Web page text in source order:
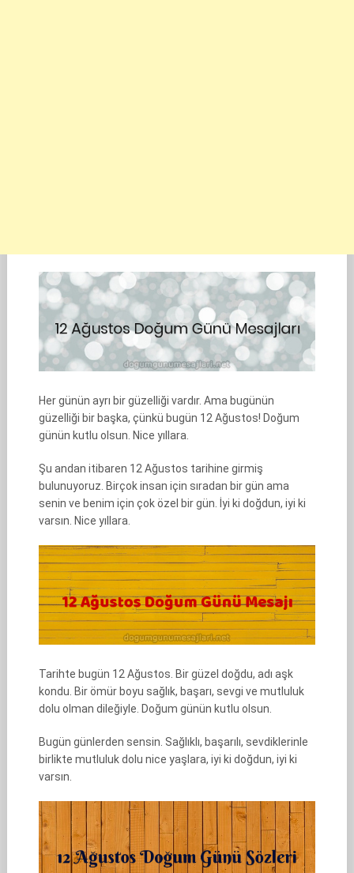
Her günün ayrı bir güzelliği vardır. Ama bugünün
güzelliği bir başka, çünkü bugün 12 Ağustos! Doğum
günün kutlu olsun. Nice yıllara.
Şu andan itibaren 12 Ağustos tarihine girmiş
bulunuyoruz. Birçok insan için sıradan bir gün ama
senin ve benim için çok özel bir gün. İyi ki doğdun, iyi ki
varsın. Nice yıllara.
Tarihte bugün 12 Ağustos. Bir güzel doğdu, adı aşk
kondu. Bir ömür boyu sağlık, başarı, sevgi ve mutluluk
dolu olman dileğiyle. Doğum günün kutlu olsun.
Bugün günlerden sensin. Sağlıklı, başarılı, sevdiklerinle
birlikte mutluluk dolu nice yaşlara, iyi ki doğdun, iyi ki
varsın.